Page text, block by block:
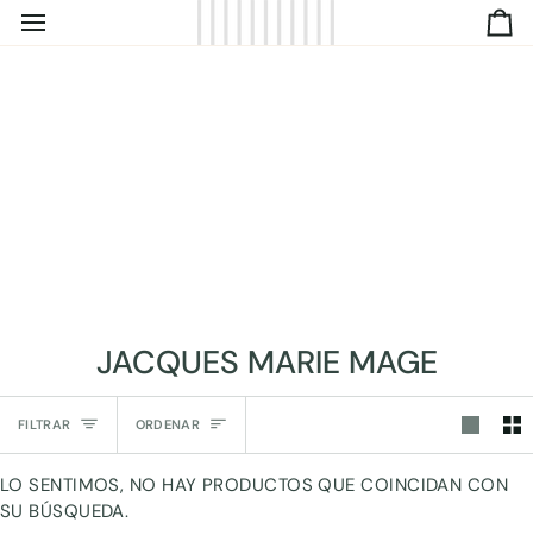
DIRECTAMENTE
JACQUES MARIE MAGE
FILTRAR Ordenar
ORDENAR
LO SENTIMOS, NO HAY PRODUCTOS QUE COINCIDAN CON
SU BÚSQUEDA.